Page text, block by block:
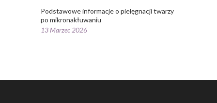
Podstawowe informacje o pielęgnacji twarzy
po mikronakłuwaniu
13 Marzec 2026